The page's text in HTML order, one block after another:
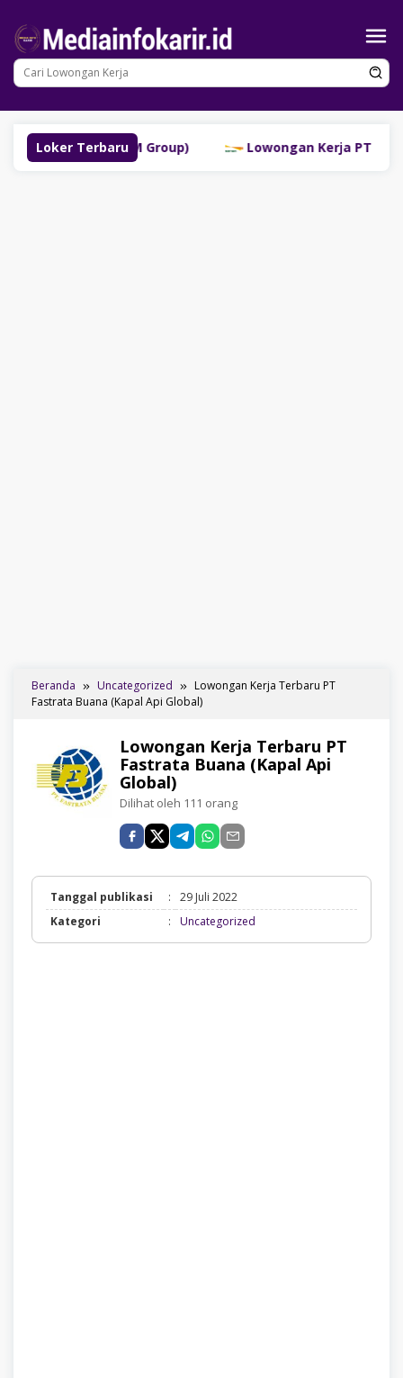
konten
Loker Terbaru
(SM Group) Lowongan Kerja PT Bank
Beranda Uncategorized
Lowongan Kerja Terbaru PT
Fastrata Buana (Kapal Api Global)
Lowongan Kerja Terbaru PT
Fastrata Buana (Kapal Api
Global)
Dilihat oleh 111 orang
Tanggal publikasi :
29 Juli 2022
Kategori
: Uncategorized